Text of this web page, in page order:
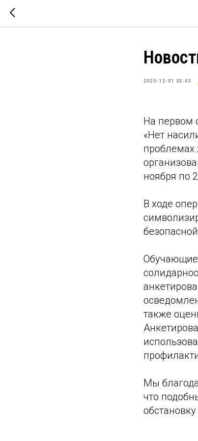
2025-12-01 03:43
На первом
«Нет
проблемах
ноября по
В ходе
также
Мы
что